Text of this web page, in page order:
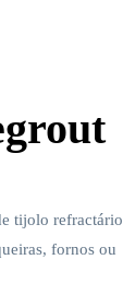
tijolo refractário
fornos ou